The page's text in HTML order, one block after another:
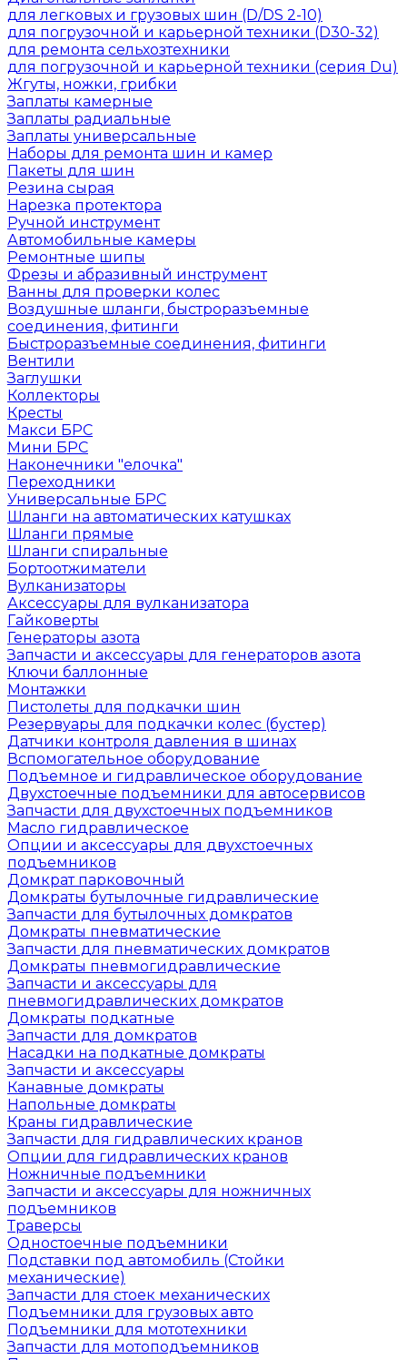
для легковых и грузовых шин (D/DS 2-10)
для погрузочной и карьерной техники (D30-32)
для ремонта сельхозтехники
для погрузочной и карьерной техники (серия Du)
Жгуты, ножки, грибки
Заплаты камерные
Заплаты радиальные
Заплаты универсальные
Наборы для ремонта шин и камер
Пакеты для шин
Резина сырая
Нарезка протектора
Ручной инструмент
Автомобильные камеры
Ремонтные шипы
Фрезы и абразивный инструмент
Ванны для проверки колес
Воздушные шланги, быстроразъемные
соединения, фитинги
Быстроразъемные соединения, фитинги
Вентили
Заглушки
Коллекторы
Кресты
Макси БРС
Мини БРС
Наконечники "елочка"
Переходники
Универсальные БРС
Шланги на автоматических катушках
Шланги прямые
Шланги спиральные
Бортоотжиматели
Вулканизаторы
Аксессуары для вулканизатора
Гайковерты
Генераторы азота
Запчасти и аксессуары для генераторов азота
Ключи баллонные
Монтажки
Пистолеты для подкачки шин
Резервуары для подкачки колес (бустер)
Датчики контроля давления в шинах
Вспомогательное оборудование
Подъемное и гидравлическое оборудование
Двухстоечные подъемники для автосервисов
Запчасти для двухстоечных подъемников
Масло гидравлическое
Опции и аксессуары для двухстоечных
подъемников
Домкрат парковочный
Домкраты бутылочные гидравлические
Запчасти для бутылочных домкратов
Домкраты пневматические
Запчасти для пневматических домкратов
Домкраты пневмогидравлические
Запчасти и аксессуары для
пневмогидравлических домкратов
Домкраты подкатные
Запчасти для домкратов
Насадки на подкатные домкраты
Запчасти и аксессуары
Канавные домкраты
Напольные домкраты
Краны гидравлические
Запчасти для гидравлических кранов
Опции для гидравлических кранов
Ножничные подъемники
Запчасти и аксессуары для ножничных
подъемников
Траверсы
Одностоечные подъемники
Подставки под автомобиль (Стойки
механические)
Запчасти для стоек механических
Подъемники для грузовых авто
Подъемники для мототехники
Запчасти для мотоподъемников